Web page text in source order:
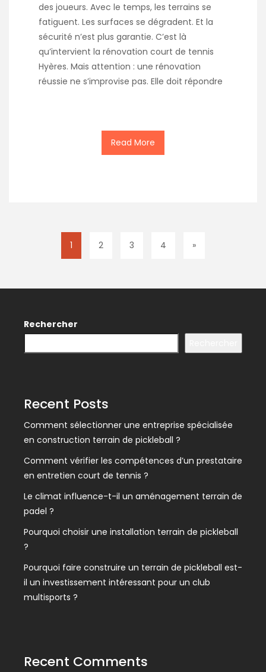
des joueurs. Avec le temps, les terrains se
fatiguent. Les surfaces se dégradent. Et la
sécurité n’est plus garantie. C’est là
qu’intervient la rénovation court de tennis
Hyères. Mais attention : une rénovation
réussie ne s’improvise pas. Elle doit répondre
Read More
1 2 3 4 »
Rechercher
Recent Posts
Comment sélectionner une entreprise spécialisée
en construction terrain de pickleball ?
Comment vérifier les compétences d’un prestataire
en entretien court de tennis ?
Le climat influence-t-il un aménagement terrain de
padel ?
Pourquoi choisir une installation terrain de pickleball
?
Pourquoi faire construire un terrain de pickleball est-
il un investissement intéressant pour un club
multisports ?
Recent Comments